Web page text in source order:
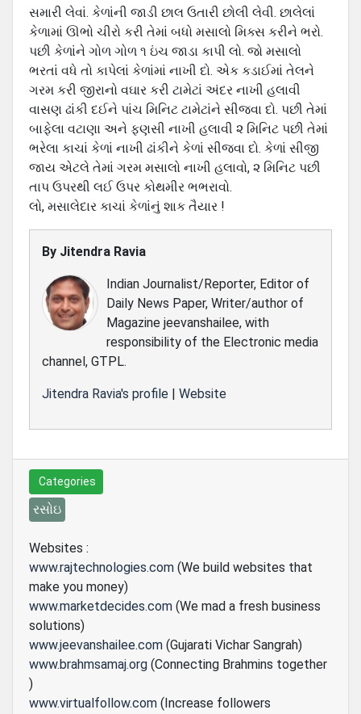
સમારી લેવાં. કેળાંની જાડી છાલ ઉતારી છોલી લેવી. છાલેલાં
કેળામાં ઊભો ચીરો કરી તેમાં બધો મસાલો મિક્સ કરીને ભરો.
પછી કેળાંને ગોળ ગોળ ૧ ઇંચ જાડા કાપી લો. જો મસાલો
ભરતાં વધે તો કાપેલાં કેળાંમાં નાખી દો. એક કડાઈમાં તેલને
ગરમ કરી જીરાનો વઘાર કરી ટામેટાં અંદર નાખી હલાવી
વાસણ ઢાંકી દઈને પાંચ મિનિટ ટામેટાંને સીજવા દો. પછી તેમાં
બાફેલા વટાણા અને ફણસી નાખી હલાવી ૨ મિનિટ પછી તેમાં
ભરેલા કાચાં કેળાં નાખી ઢાંકીને કેળાં સીજવા દો. કેળાં સીજી
જાય એટલે તેમાં ગરમ મસાલો નાખી હલાવો, ૨ મિનિટ પછી
તાપ ઉપરથી લઈ ઉપર કોથમીર ભભરાવો.
લો, મસાલેદાર કાચાં કેળાંનું શાક તૈયાર !
By Jitendra Ravia
Indian Journalist/Reporter, Editor of
Daily News Paper, Writer/author of
Magazine jeevanshailee, with
responsibility of the Electronic media
channel, GTPL.
Jitendra Ravia's profile | Website
Categories
રસોઇ
Websites :
www.rajtechnologies.com (We build websites that
make you money)
www.marketdecides.com (We mad a fresh business
solutions)
www.jeevanshailee.com (Gujarati Vichar Sangrah)
www.brahmsamaj.org (Connecting Brahmins together
)
www.virtualfollow.com (Increase followers